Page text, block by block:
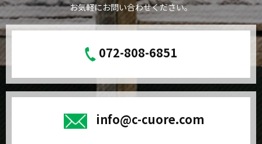
お気軽にお問い合わせください。
072-808-6851
info@c-cuore.com